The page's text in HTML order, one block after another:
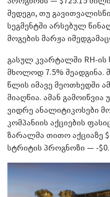
შედეგი, თუ
სეგმენტში არსებულ
მოგების მარჟა
გასულ კვარტალში RH-ის
მხოლოდ 7.5% შეადგინა.
წლის იმავე მეოთხედში
მიაღწია. ამან
ვიდრე ანალიტიკოსები
კომპანიის აქციების
ზარალმა თითო აქციაზე
სტრიტის პროგნოზი — -